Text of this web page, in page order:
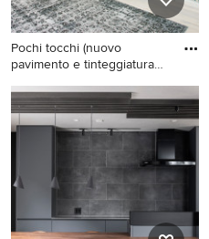
Pochi tocchi (nuovo
pavimento e tinteggiatura
Mittelgroßes Modernes
Musikzimmer mit bunten
Wänden und hellem
Holzboden in Venedig